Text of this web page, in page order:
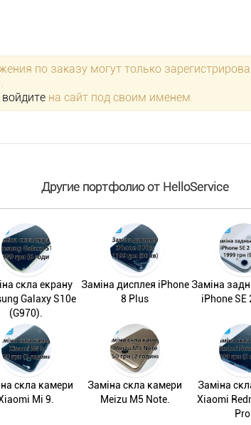
по заказу могут только
войдите на сайт под своим именем.
Другие портфолио от HelloService
скла екрану
Galaxy S10e
(G970).
Заміна дисплея iPhone
8 Plus
Заміна
iPhone SE
скла камери
Mi 9.
Заміна скла камери
Meizu M5 Note.
Заміна
Xiaomi
Pro.